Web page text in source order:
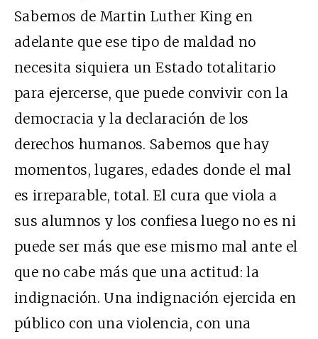
Sabemos de Martin Luther King en
adelante que ese tipo de maldad no
necesita siquiera un Estado totalitario
para ejercerse, que puede convivir con la
democracia y la declaración de los
derechos humanos. Sabemos que hay
momentos, lugares, edades donde el mal
es irreparable, total. El cura que viola a
sus alumnos y los confiesa luego no es ni
puede ser más que ese mismo mal ante el
que no cabe más que una actitud: la
indignación. Una indignación ejercida en
público con una violencia, con una